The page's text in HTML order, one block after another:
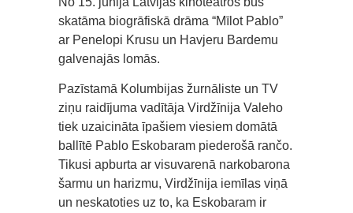
skatāma biogrāfiskā drāma “Mīlot Pablo”
ar Penelopi Krusu un Havjeru Bardemu
galvenajās lomās.
Pazīstamā Kolumbijas žurnāliste un TV
ziņu raidījuma vadītāja Virdžīnija Valeho
tiek uzaicināta īpašiem viesiem domātā
ballītē Pablo Eskobaram piederošā rančo.
Tikusi apburta ar visuvarenā narkobarona
šarmu un harizmu, Virdžīnija iemīlas viņā
un neskatoties uz to, ka Eskobaram ir